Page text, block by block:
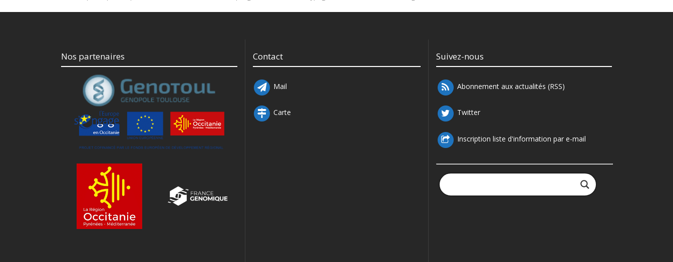
Nos partenaires Contact
Mail
Carte
Suivez-nous
Abonnement aux actualités (RSS)
Twitter
Inscription liste d'information par e-mail